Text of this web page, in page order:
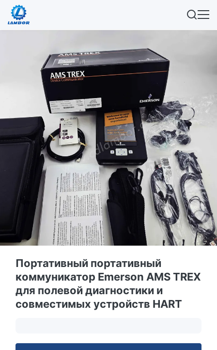
Портативный портативный
коммуникатор Emerson AMS TREX
для полевой диагностики и
совместимых устройств HART